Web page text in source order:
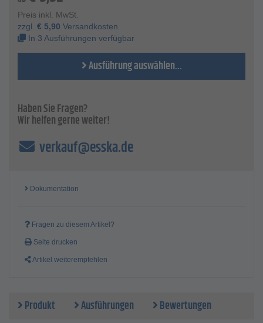
Preis inkl. MwSt.
zzgl. € 5,90 Versandkosten
In 3 Ausführungen verfügbar
Ausführung auswählen...
Haben Sie Fragen?
Wir helfen gerne weiter!
verkauf@esska.de
Dokumentation
Fragen zu diesem Artikel?
Seite drucken
Artikel weiterempfehlen
Produkt Ausführungen Bewertungen